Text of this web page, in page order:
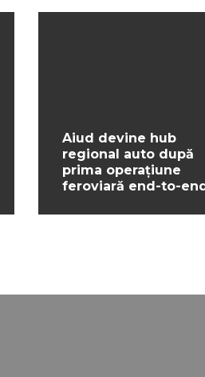
Aiud devine hub
regional auto după
prima operațiune
feroviară end-to-